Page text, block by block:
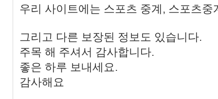
우리 사이트에는 스포츠 중계, 스포츠중
그리고 다른 보장된 정보도 있습니다.
주목 해 주셔서 감사합니다.
좋은 하루 보내세요.
감사해요